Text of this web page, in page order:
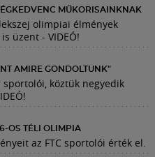
MŰKORISAINKNAK
olimpiai élmények
üzent - VIDEÓ!
AMIRE GONDOLTUNK"
köztük negyedik
OS TÉLI OLIMPIA
az FTC sportolói érték el.